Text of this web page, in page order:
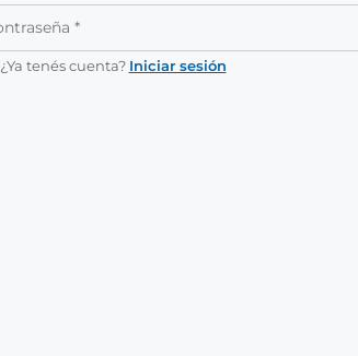
¿Ya tenés cuenta? Iniciar sesión